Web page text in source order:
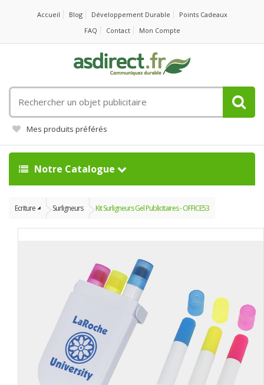
Accueil Blog Développement Durable
Points Cadeaux
FAQ
Contact Mon Compte
un
objet
publicitaire
Mes produits préférés
Notre Catalogue
Ecriture Surligneurs Kit Surligneurs Gel Publicitaires - OFFICE53